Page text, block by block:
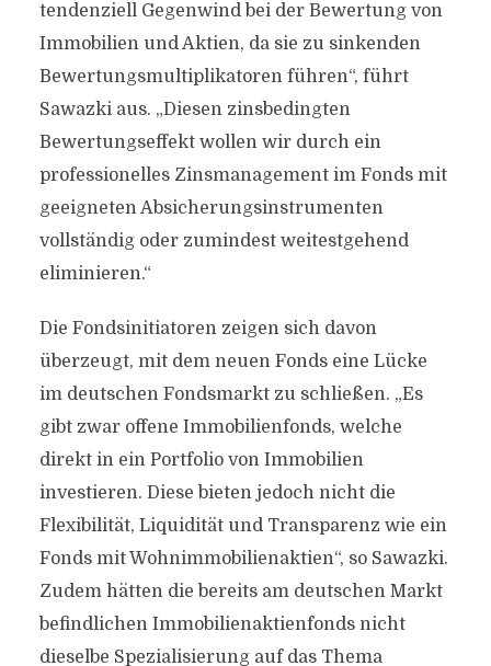
tendenziell Gegenwind bei der Bewertung von
Immobilien und Aktien, da sie zu sinkenden
Bewertungsmultiplikatoren führen“, führt
Sawazki aus. „Diesen zinsbedingten
Bewertungseffekt wollen wir durch ein
professionelles Zinsmanagement im Fonds mit
geeigneten Absicherungsinstrumenten
vollständig oder zumindest weitestgehend
eliminieren.“
Die Fondsinitiatoren zeigen sich davon
überzeugt, mit dem neuen Fonds eine Lücke
im deutschen Fondsmarkt zu schließen. „Es
gibt zwar offene Immobilienfonds, welche
direkt in ein Portfolio von Immobilien
investieren. Diese bieten jedoch nicht die
Flexibilität, Liquidität und Transparenz wie ein
Fonds mit Wohnimmobilienaktien“, so Sawazki.
Zudem hätten die bereits am deutschen Markt
befindlichen Immobilienaktienfonds nicht
dieselbe Spezialisierung auf das Thema